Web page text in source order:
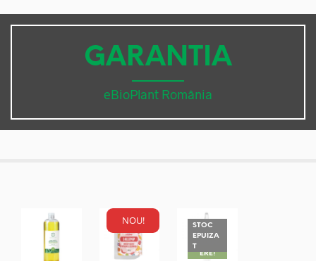
GARANTIA
eBioPlant România
NOU!
STOC
EPUIZA
TREDUC
ERE!